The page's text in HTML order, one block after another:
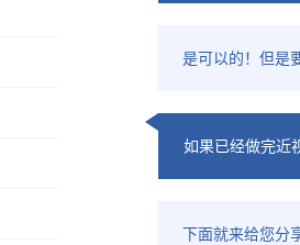
是可以的！但是
如果已经做完近
下面就来给您分